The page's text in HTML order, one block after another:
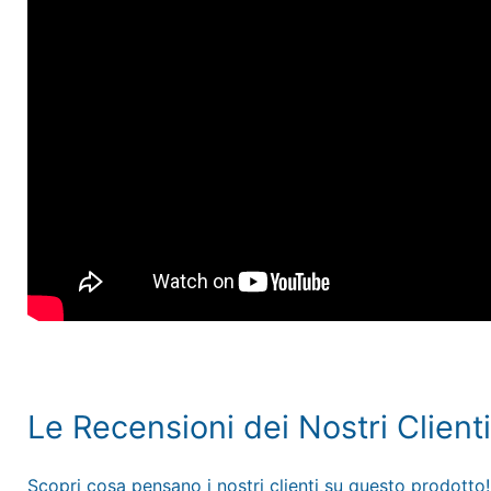
Le Recensioni dei Nostri
Scopri cosa pensano i nostri clienti su questo prodotto!